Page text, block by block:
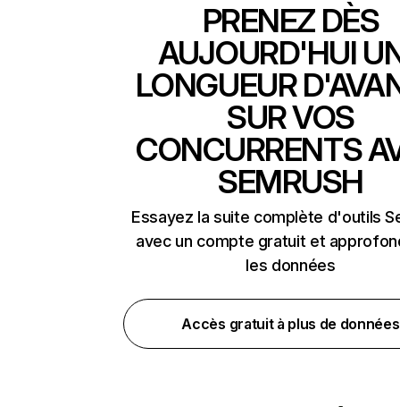
PRENEZ DÈS
AUJOURD'HUI
LONGUEUR
SUR VOS
CONCURRENTS
SEMRUSH
Essayez la suite complète d'outils
avec un compte gratuit et
les données
Accès gratuit à plus de données